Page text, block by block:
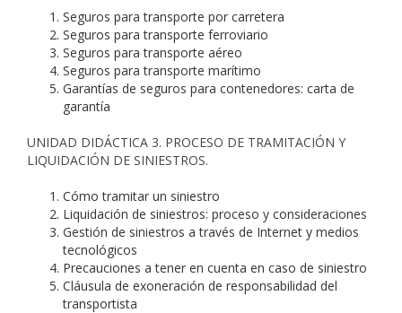
Seguros para transporte por carretera
Seguros para transporte ferroviario
Seguros para transporte aéreo
Seguros para transporte marítimo
Garantías de seguros para contenedores: carta de
garantía
UNIDAD DIDÁCTICA 3. PROCESO DE TRAMITACIÓN Y
LIQUIDACIÓN DE SINIESTROS.
Cómo tramitar un siniestro
Liquidación de siniestros: proceso y consideraciones
Gestión de siniestros a través de Internet y medios
tecnológicos
Precauciones a tener en cuenta en caso de siniestro
Cláusula de exoneración de responsabilidad del
transportista